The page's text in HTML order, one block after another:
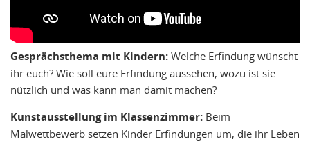
Gesprächsthema mit Kindern: Welche Erfindung wünscht
ihr euch? Wie soll eure Erfindung aussehen, wozu ist sie
nützlich und was kann man damit machen?
Kunstausstellung im Klassenzimmer: Beim
Malwettbewerb setzen Kinder Erfindungen um, die ihr Leben